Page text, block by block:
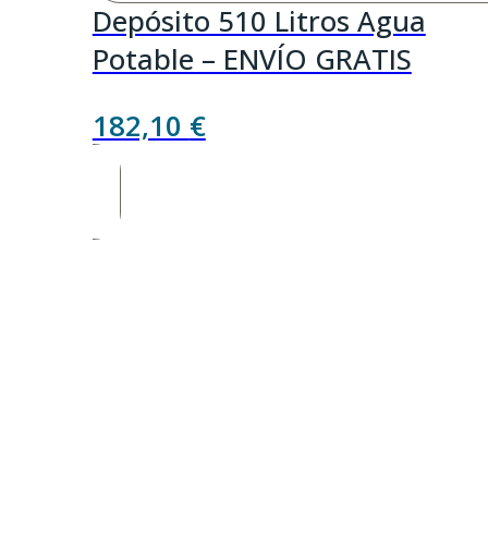
Depósito 510 Litros Agua
Potable – ENVÍO GRATIS
182,10 €